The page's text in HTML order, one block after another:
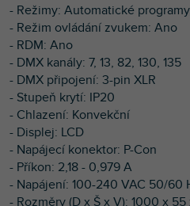
- Režimy: Automatické
- Režim ovládání zvukem: Ano
- RDM: Ano
- DMX kanály: 7, 13, 82, 130, 135
- DMX připojení: 3-pin XLR
- Stupeň krytí: IP20
- Chlazení: Konvekční
- Displej: LCD
- Napájecí konektor: P-Con
- Příkon: 2,18 - 0,979 A
- Napájení: 100-240 VAC 50/60
- Rozměry (D x Š x V): 1000 x 55